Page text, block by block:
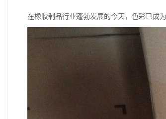
在橡胶制品行业蓬勃发展的今天，色彩已成